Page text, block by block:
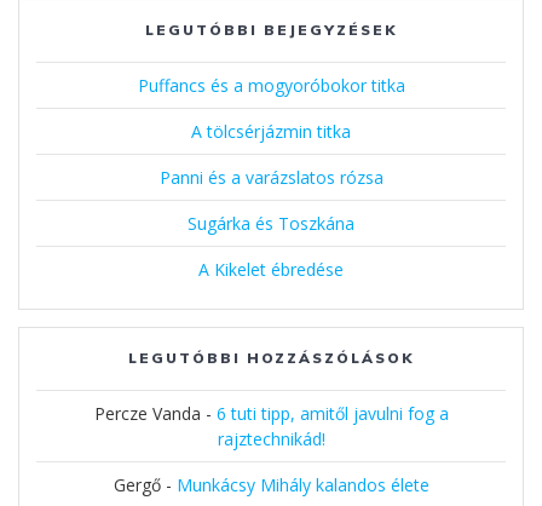
LEGUTÓBBI BEJEGYZÉSEK
Puffancs és a mogyoróbokor titka
A tölcsérjázmin titka
Panni és a varázslatos rózsa
Sugárka és Toszkána
A Kikelet ébredése
LEGUTÓBBI HOZZÁSZÓLÁSOK
Percze Vanda - 6 tuti tipp, amitől javulni fog a
rajztechnikád!
Gergő- Munkácsy Mihály kalandos élete